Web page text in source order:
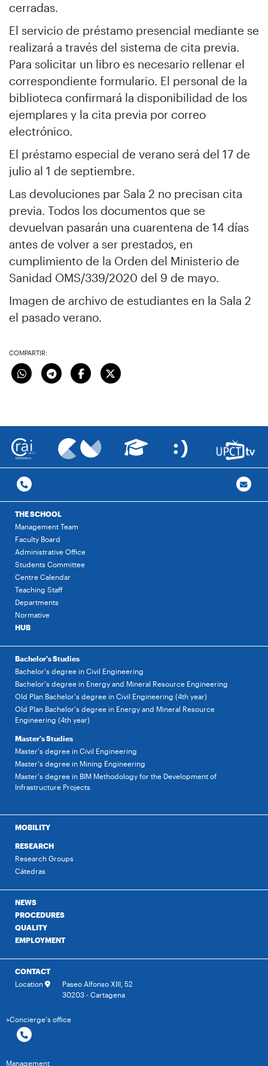
cerradas.
El servicio de préstamo presencial mediante se
realizará a través del sistema de cita previa.
Para solicitar un libro es necesario rellenar el
correspondiente formulario. El personal de la
biblioteca confirmará la disponibilidad de los
ejemplares y la cita previa por correo
electrónico.
El préstamo especial de verano será del 17 de
julio al 1 de septiembre.
Las devoluciones par Sala 2 no precisan cita
previa. Todos los documentos que se
devuelvan pasarán una cuarentena de 14 días
antes de volver a ser prestados, en
cumplimiento de la Orden del Ministerio de
Sanidad OMS/339/2020 del 9 de mayo.
Imagen de archivo de estudiantes en la Sala 2
el pasado verano.
COMPARTIR:
THE SCHOOL
Management Team
Faculty Board
Administrative Office
Students Committee
Centre Calendar
Teaching Staff
Departments
Normative
HUB
Bachelor's Studies
Bachelor's degree in Civil Engineering
Bachelor's degree in Energy and Mineral Resource Engineering
Old Plan Bachelor's degree in Civil Engineering (4th year)
Old Plan Bachelor's degree in Energy and Mineral Resource
Engineering (4th year)
Master's Studies
Master's degree in Civil Engineering
Master's degree in Mining Engineering
Master's degree in BIM Methodology for the Development of
Infrastructure Projects
MOBILITY
RESEARCH
Research Groups
Cátedras
NEWS
PROCEDURES
QUALITY
EMPLOYMENT
CONTACT
Location
Paseo Alfonso XIII, 52
30203 - Cartagena
>Concierge's office
Management